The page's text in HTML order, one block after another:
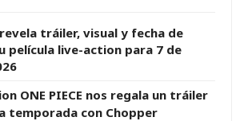
tráiler, visual y fecha de
película live-action para 7 de
ONE PIECE nos regala un tráiler
temporada con Chopper